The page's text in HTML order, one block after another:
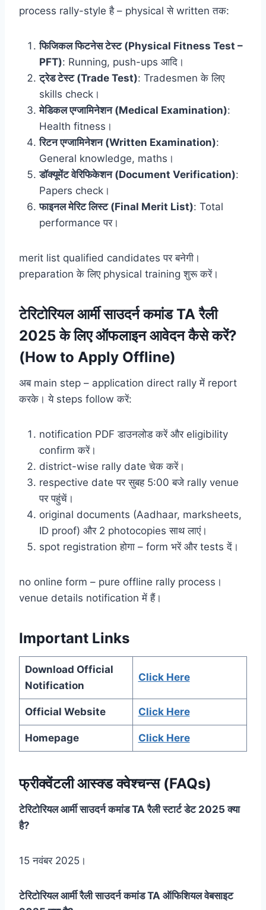
process rally-style है – physical से written तक:
फिजिकल फिटनेस टेस्ट (Physical Fitness Test –
PFT): Running, push-ups आदि।
ट्रेड टेस्ट (Trade Test): Tradesmen के लिए
skills check।
मेडिकल एग्जामिनेशन (Medical Examination):
Health fitness।
रिटन एग्जामिनेशन (Written Examination):
General knowledge, maths।
डॉक्यूमेंट वेरिफिकेशन (Document Verification):
Papers check।
फाइनल मेरिट लिस्ट (Final Merit List): Total
performance पर।
merit list qualified candidates पर बनेगी।
preparation के लिए physical training शुरू करें।
टेरिटोरियल आर्मी साउदर्न कमांड TA रैली
2025 के लिए ऑफलाइन आवेदन कैसे करें?
(How to Apply Offline)
अब main step – application direct rally में report
करके। ये steps follow करें:
notification PDF डाउनलोड करें और eligibility
confirm करें।
district-wise rally date चेक करें।
respective date पर सुबह 5:00 बजे rally venue
पर पहुंचें।
original documents (Aadhaar, marksheets,
ID proof) और 2 photocopies साथ लाएं।
spot registration होगा – form भरें और tests दें।
no online form – pure offline rally process।
venue details notification में हैं।
Important Links
Download Official
Notification
Click Here
Official Website Click Here
Homepage Click Here
फ्रीक्वेंटली आस्क्ड क्वेश्चन्स (FAQs)
टेरिटोरियल आर्मी साउदर्न कमांड TA रैली स्टार्ट डेट 2025 क्या
है?
15 नवंबर 2025।
टेरिटोरियल आर्मी रैली साउदर्न कमांड TA ऑफिशियल वेबसाइट